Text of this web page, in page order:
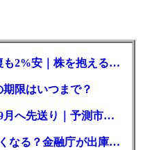
キオクシア、5万円台一時回復も2%安｜株を抱える東芝は純利益30倍
限はいつまで？
米仮想通貨重要法案の採決、9月へ先送り｜予測市場の成立確率は14%に
仮想通貨は購入後すぐ送れなくなる？金融庁が出庫制限を要請